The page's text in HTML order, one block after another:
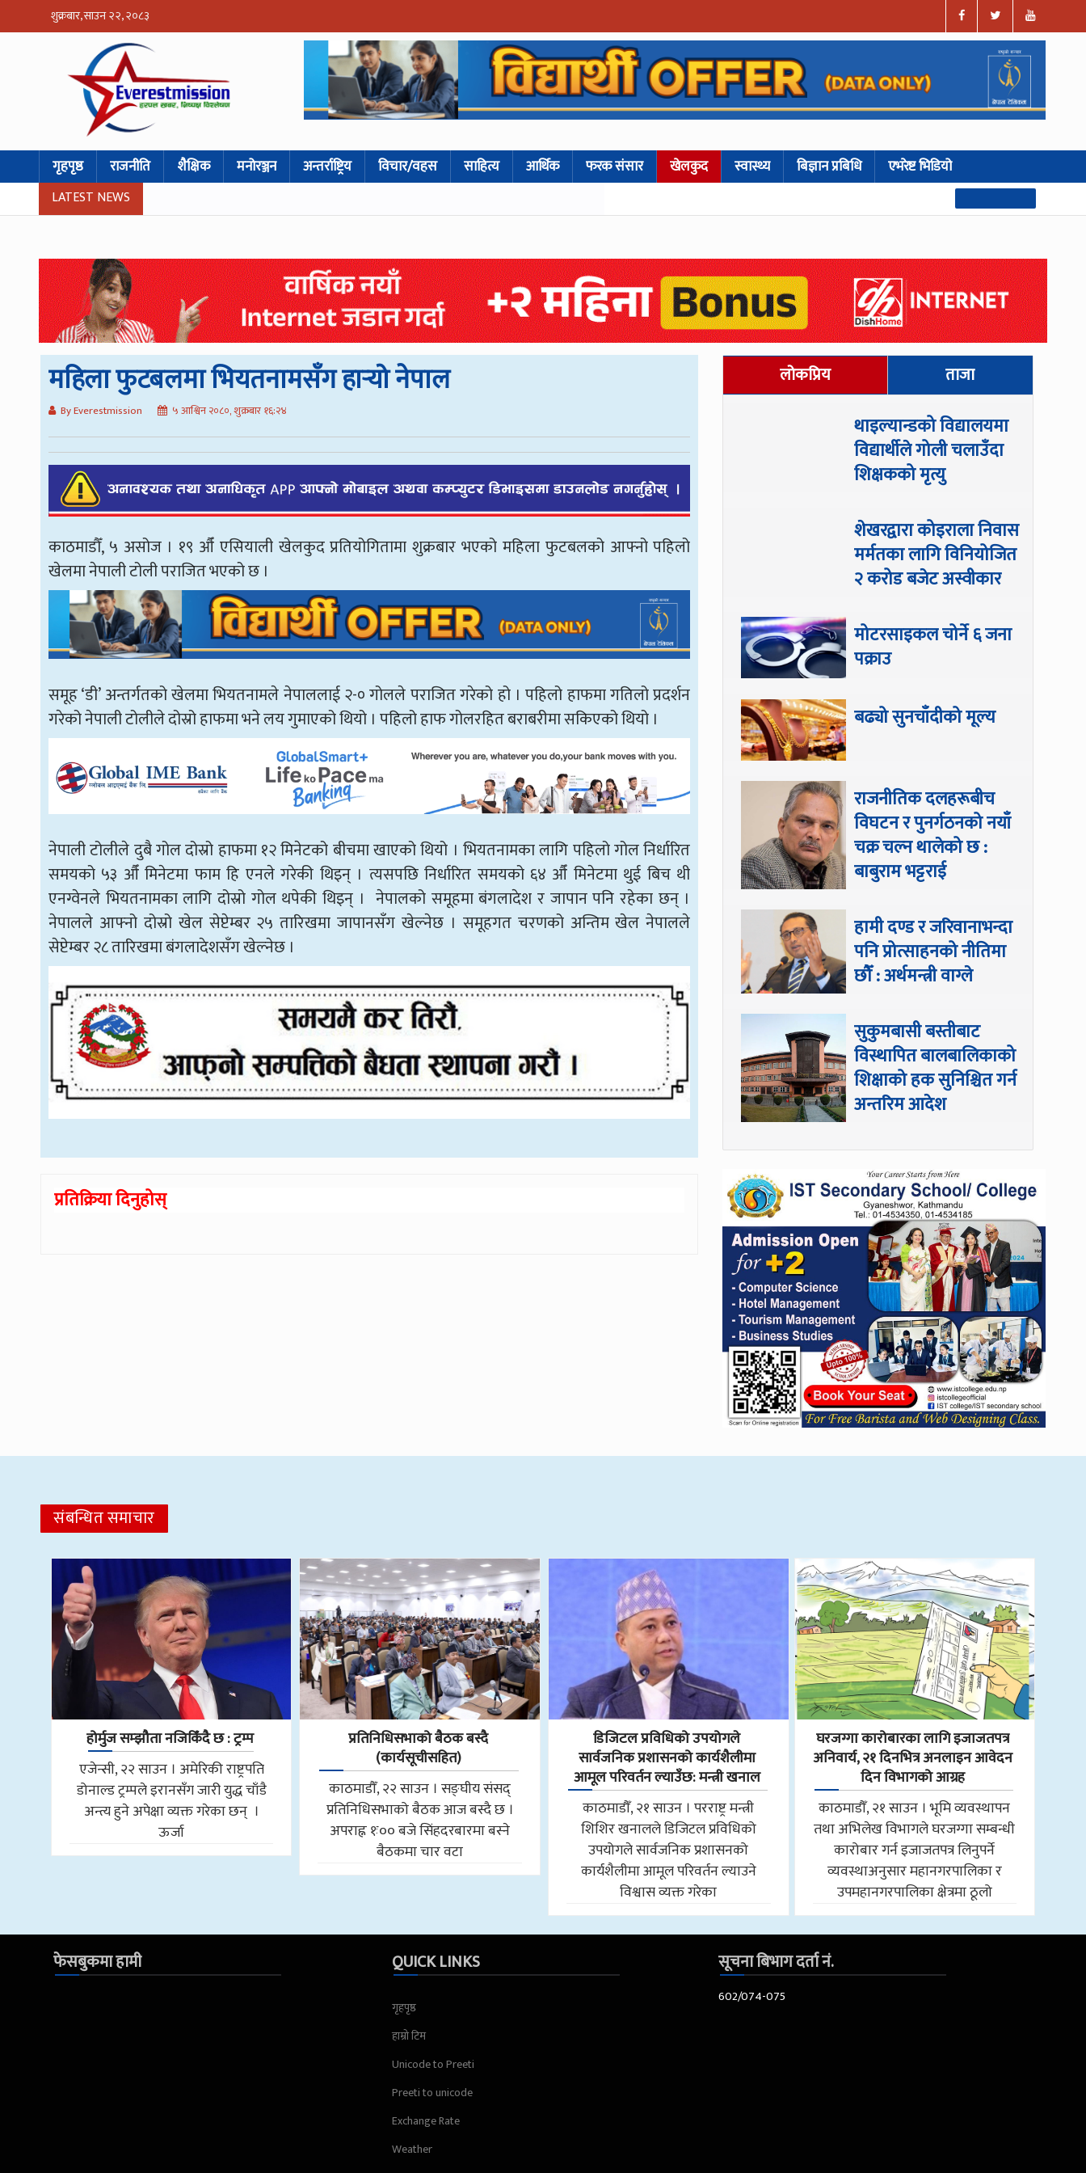
शुक्रबार, साउन २२, २०८३
गृहपृष्ठ राजनीति शैक्षिक मनोरञ्जन अन्तर्राष्ट्रिय विचार/वहस साहित्य आर्थिक फरक संसार खेलकुद स्वास्थ्य बिज्ञान प्रबिधि एभरेष्ट भिडियो
LATEST NEWS
महिला फुटबलमा भियतनामसँग हार्‍यो नेपाल
By Everestmission ५ आश्विन २०८०, शुक्रबार १६:२४
काठमाडौँ, ५ असोज । १९ औँ एसियाली खेलकुद प्रतियोगितामा शुक्रबार भएको महिला फुटबलको आफ्नो पहिलो
खेलमा नेपाली टोली पराजित भएको छ ।
समूह ‘डी’ अन्तर्गतको खेलमा भियतनामले नेपाललाई २-० गोलले पराजित गरेको हो । पहिलो हाफमा गतिलो प्रदर्शन
गरेको नेपाली टोलीले दोस्रो हाफमा भने लय गुमाएको थियो । पहिलो हाफ गोलरहित बराबरीमा सकिएको थियो ।
नेपाली टोलीले दुबै गोल दोस्रो हाफमा १२ मिनेटको बीचमा खाएको थियो । भियतनामका लागि पहिलो गोल निर्धारित
समयको ५३ औँ मिनेटमा फाम हि एनले गरेकी थिइन् । त्यसपछि निर्धारित समयको ६४ औँ मिनेटमा थुई बिच थी
एनग्वेनले भियतनामका लागि दोस्रो गोल थपेकी थिइन् । नेपालको समूहमा बंगलादेश र जापान पनि रहेका छन् ।
नेपालले आफ्नो दोस्रो खेल सेप्टेम्बर २५ तारिखमा जापानसँग खेल्नेछ । समूहगत चरणको अन्तिम खेल नेपालले
सेप्टेम्बर २८ तारिखमा बंगलादेशसँग खेल्नेछ ।
प्रतिक्रिया दिनुहोस्
लोकप्रिय ताजा
थाइल्यान्डको विद्यालयमा
विद्यार्थीले गोली चलाउँदा
शिक्षकको मृत्यु
शेखरद्वारा कोइराला निवास
मर्मतका लागि विनियोजित
२ करोड बजेट अस्वीकार
मोटरसाइकल चोर्ने ६ जना
पक्राउ
बढ्यो सुनचाँदीको मूल्य
राजनीतिक दलहरूबीच
विघटन र पुनर्गठनको नयाँ
चक्र चल्न थालेको छ :
बाबुराम भट्टराई
हामी दण्ड र जरिवानाभन्दा
पनि प्रोत्साहनको नीतिमा
छौँ : अर्थमन्त्री वाग्ले
सुकुमबासी बस्तीबाट
विस्थापित बालबालिकाको
शिक्षाको हक सुनिश्चित गर्न
अन्तरिम आदेश
संबन्धित समाचार
होर्मुज सम्झौता नजिकिँदै छ : ट्रम्प
एजेन्सी, २२ साउन । अमेरिकी राष्ट्रपति
डोनाल्ड ट्रम्पले इरानसँग जारी युद्ध चाँडै
अन्त्य हुने अपेक्षा व्यक्त गरेका छन् ।
ऊर्जा
प्रतिनिधिसभाको बैठक बस्दै
(कार्यसूचीसहित)
काठमाडौँ, २२ साउन । सङ्घीय संसद्
प्रतिनिधिसभाको बैठक आज बस्दै छ ।
अपराह्न १ः०० बजे सिंहदरबारमा बस्ने
बैठकमा चार वटा
डिजिटल प्रविधिको उपयोगले
सार्वजनिक प्रशासनको कार्यशैलीमा
आमूल परिवर्तन ल्याउँछ: मन्त्री खनाल
काठमाडौँ, २१ साउन । परराष्ट्र मन्त्री
शिशिर खनालले डिजिटल प्रविधिको
उपयोगले सार्वजनिक प्रशासनको
कार्यशैलीमा आमूल परिवर्तन ल्याउने
विश्वास व्यक्त गरेका
घरजग्गा कारोबारका लागि इजाजतपत्र
अनिवार्य, २१ दिनभित्र अनलाइन आवेदन
दिन विभागको आग्रह
काठमाडौँ, २१ साउन । भूमि व्यवस्थापन
तथा अभिलेख विभागले घरजग्गा सम्बन्धी
कारोबार गर्न इजाजतपत्र लिनुपर्ने
व्यवस्थाअनुसार महानगरपालिका र
उपमहानगरपालिका क्षेत्रमा ठूलो
फेसबुकमा हामी QUICK LINKS
गृहपृष्ठ
हाम्रो टिम
Unicode to Preeti
Preeti to unicode
Exchange Rate
Weather
सूचना बिभाग दर्ता नं.
602/074-075